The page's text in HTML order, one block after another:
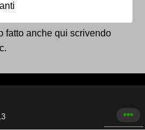
fatto anche qui scrivendo